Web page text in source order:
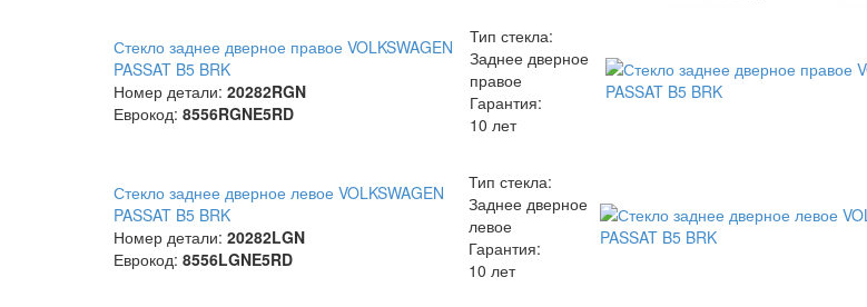
Стекло заднее дверное правое VOLKSWAGEN
PASSAT B5 BRK
Номер детали: 20282RGN
Еврокод: 8556RGNE5RD
Тип стекла:
Заднее дверное
правое
Гарантия:
10 лет
Стекло заднее дверное левое VOLKSWAGEN
PASSAT B5 BRK
Номер детали: 20282LGN
Еврокод: 8556LGNE5RD
Тип стекла:
Заднее дверное
левое
Гарантия:
10 лет